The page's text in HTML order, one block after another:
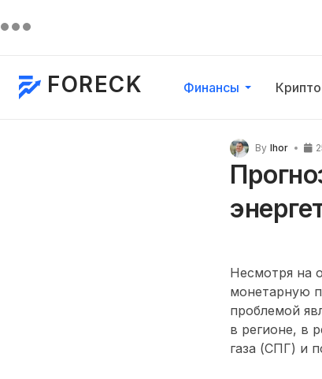
FORECK Финансы Крипто
By Ihor
Несмотря на
монетарную
проблемой
в регионе, в
газа (СПГ) и